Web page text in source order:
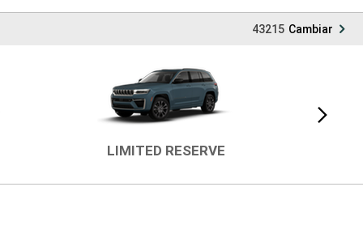
43215 Cambiar
LIMITED RESERVE
Vista
siguiente